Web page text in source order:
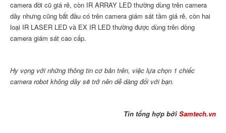
camera đời cũ giá rẻ, còn IR ARRAY LED thường dùng trên camera
dây nhưng cũng bắt đầu có trên camera giám sát tầm giá rẻ, còn hai
loại IR LASER LED và EX IR LED thường được dùng trên dòng
camera giám sát cao cấp.
Hy vọng với những thông tin cơ bản trên, việc lựa chọn 1 chiếc
camera robot không dây sẽ trở nên dễ dàng đối với bạn.
Tin tổng hợp bởi Samtech.vn